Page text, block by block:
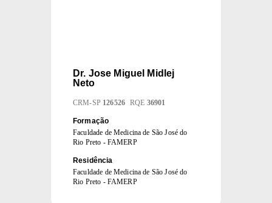
Dr. Jose Miguel Midlej
Neto
CRM-SP 126526 RQE 36901
Formação
Faculdade de Medicina de São José do
Rio Preto - FAMERP
Residência
Faculdade de Medicina de São José do
Rio Preto - FAMERP